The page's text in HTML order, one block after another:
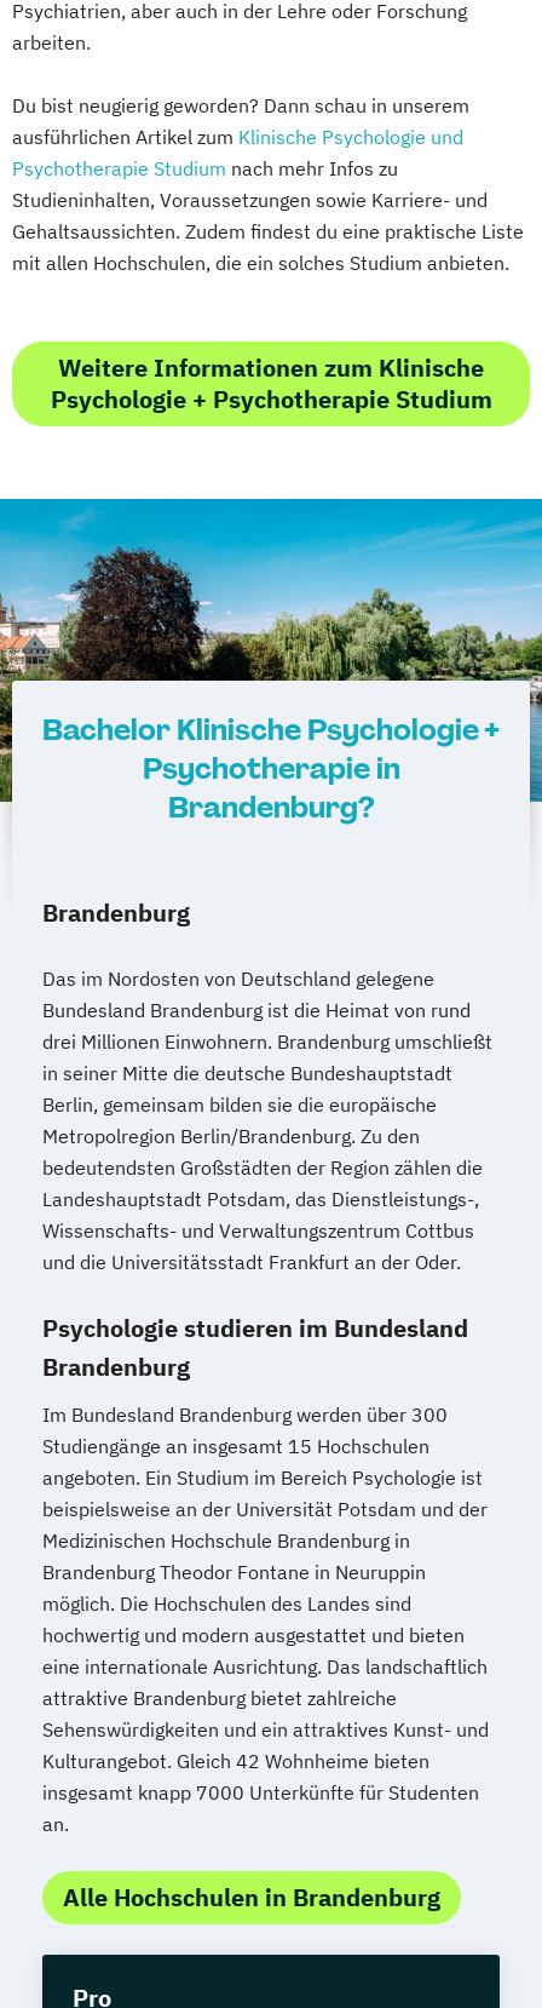
Psychiatrien, aber auch in der Lehre oder Forschung
arbeiten.
Du bist neugierig geworden? Dann schau in unserem
ausführlichen Artikel zum Klinische Psychologie und
Psychotherapie Studium nach mehr Infos zu
Studieninhalten, Voraussetzungen sowie Karriere- und
Gehaltsaussichten. Zudem findest du eine praktische Liste
mit allen Hochschulen, die ein solches Studium anbieten.
Weitere Informationen zum Klinische
Psychologie + Psychotherapie Studium
Bachelor Klinische Psychologie +
Psychotherapie in
Brandenburg?
Brandenburg
Das im Nordosten von Deutschland gelegene
Bundesland Brandenburg ist die Heimat von rund
drei Millionen Einwohnern. Brandenburg umschließt
in seiner Mitte die deutsche Bundeshauptstadt
Berlin, gemeinsam bilden sie die europäische
Metropolregion Berlin/Brandenburg. Zu den
bedeutendsten Großstädten der Region zählen die
Landeshauptstadt Potsdam, das Dienstleistungs-,
Wissenschafts- und Verwaltungszentrum Cottbus
und die Universitätsstadt Frankfurt an der Oder.
Psychologie studieren im Bundesland
Brandenburg
Im Bundesland Brandenburg werden über 300
Studiengänge an insgesamt 15 Hochschulen
angeboten. Ein Studium im Bereich Psychologie ist
beispielsweise an der Universität Potsdam und der
Medizinischen Hochschule Brandenburg in
Brandenburg Theodor Fontane in Neuruppin
möglich. Die Hochschulen des Landes sind
hochwertig und modern ausgestattet und bieten
eine internationale Ausrichtung. Das landschaftlich
attraktive Brandenburg bietet zahlreiche
Sehenswürdigkeiten und ein attraktives Kunst- und
Kulturangebot. Gleich 42 Wohnheime bieten
insgesamt knapp 7000 Unterkünfte für Studenten
an.
Alle Hochschulen in Brandenburg
Pro